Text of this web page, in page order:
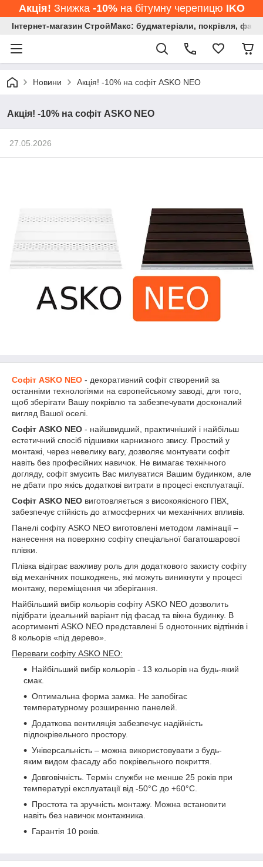
Акція! Знижка -10%на бітумну черепицю IKO
Інтернет-магазин СтройМакс: будматеріали, покрівля,
Новини Акція! -10% на софіт ASKO NEO
Акція! -10% на софіт ASKO NEO
27.05.2026
Софіт ASKO NEO - декоративний софіт створений за
останніми технологіями на європейському заводі, для того,
щоб зберігати Вашу покрівлю та забезпечувати досконалий
вигляд Вашої оселі.
Софіт ASKO NEO - найшвидший, практичніший і найбільш
естетичний спосіб підшивки карнизного звису. Простий у
монтажі, через невелику вагу, дозволяє монтувати софіт
навіть без професійних навичок. Не вимагає технічного
догляду, софіт змусить Вас милуватися Вашим будинком, але
не дбати про якісь додаткові витрати в процесі експлуатації.
Софіт ASKO NEO виготовляється з високоякісного ПВХ,
забезпечує стійкість до атмосферних чи механічних впливів.
Панелі софіту ASKO NEO виготовлені методом ламінації –
нанесення на поверхню софіту спеціальної багатошарової
плівки.
Плівка відіграє важливу роль для додаткового захисту софіту
від механічних пошкоджень, які можуть виникнути у процесі
монтажу, переміщення чи зберігання.
Найбільший вибір кольорів софіту ASKO NEO дозволить
підібрати ідеальний варіант під фасад та вікна будинку. В
асортименті ASKO NEO представлені 5 однотонних відтінків і
8 кольорів «під дерево».
Переваги софіту ASKO NEO:
Найбільший вибір кольорів - 13 кольорів на будь-який
смак.
Оптимальна форма замка. Не запобігає
температурному розширенню панелей.
Додаткова вентиляція забезпечує надійність
підпокрівельного простору.
Універсальність – можна використовувати з будь-
яким видом фасаду або покрівельного покриття.
Довговічність. Термін служби не менше 25 років при
температурі експлуатації від -50°С до +60°С.
Простота та зручність монтажу. Можна встановити
навіть без навичок монтажника.
Гарантія 10 років.